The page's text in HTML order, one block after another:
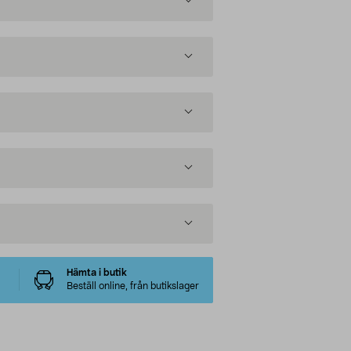
Hämta i butik
Beställ online, från butikslager